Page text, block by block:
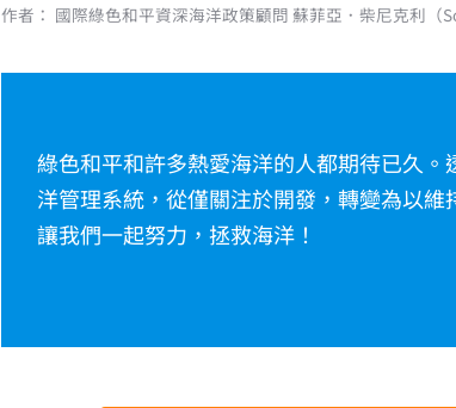
作者： 國際綠色和平資深海洋政策顧問 蘇菲亞．柴尼克利（
綠色和平和許多熱愛海洋的人都期待已久
洋管理系統，從僅關注於開發，轉變為以
讓我們一起努力，拯救海洋！